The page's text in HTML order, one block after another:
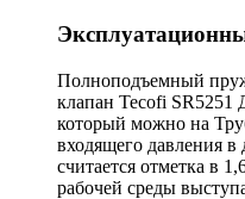
Полноподъемный
клапан Tecofi SR5251
который можно на
входящего давления
считается отметка в
рабочей среды